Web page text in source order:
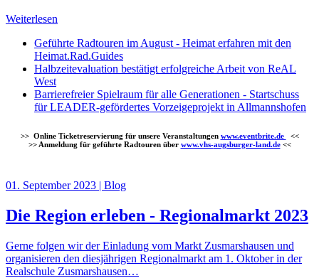
Weiterlesen
Geführte Radtouren im August - Heimat erfahren mit den
Heimat.Rad.Guides
Halbzeitevaluation bestätigt erfolgreiche Arbeit von ReAL
West
Barrierefreier Spielraum für alle Generationen - Startschuss
für LEADER-gefördertes Vorzeigeprojekt in Allmannshofen
>> Online Ticketreservierung für unsere Veranstaltungen www.eventbrite.de
<<
>> Anmeldung für geführte Radtouren über www.vhs-augsburger-land.de<<
01. September 2023 | Blog
Die Region erleben - Regionalmarkt 2023
Gerne folgen wir der Einladung vom Markt Zusmarshausen und
organisieren den diesjährigen Regionalmarkt am 1. Oktober in der
Realschule Zusmarshausen…